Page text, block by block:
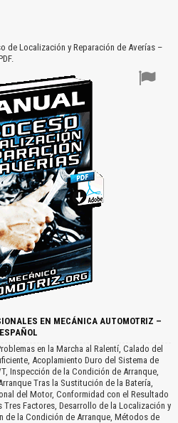
de Localización y Reparación de Averías –
EN MECÁNICA AUTOMOTRIZ –
ESPAÑOL
en la Marcha al Ralentí, Calado del
Acoplamiento Duro del Sistema de
Inspección de la Condición de Arranque,
Tras la Sustitución de la Batería,
del Motor, Conformidad con el Resultado
Factores, Desarrollo de la Localización y
de la Condición de Arranque, Métodos de